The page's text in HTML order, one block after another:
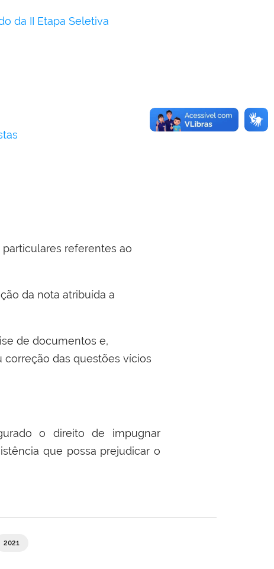
da II Etapa Seletiva
referentes ao
da nota atribuída a
de documentos e,
das questões vícios
o direito de impugnar
que possa prejudicar o
2021